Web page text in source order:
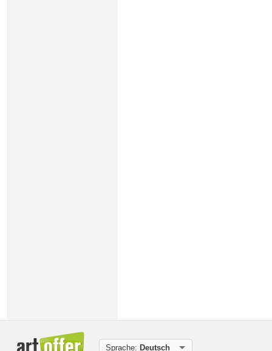
Sprache: Deutsch